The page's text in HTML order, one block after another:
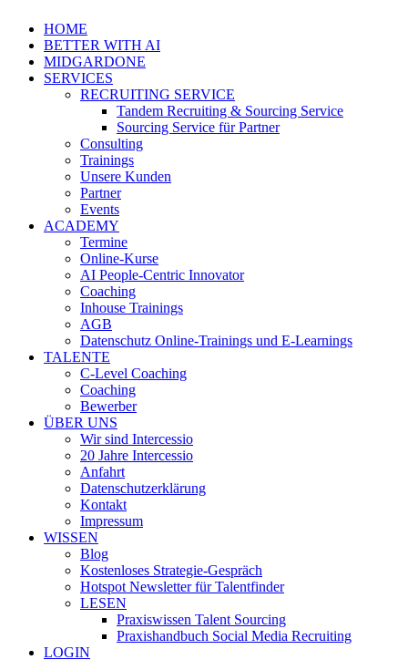
HOME
BETTER WITH AI
MIDGARDONE
SERVICES
RECRUITING SERVICE
Tandem Recruiting & Sourcing Service
Sourcing Service für Partner
Consulting
Trainings
Unsere Kunden
Partner
Events
ACADEMY
Termine
Online-Kurse
AI People-Centric Innovator
Coaching
Inhouse Trainings
AGB
Datenschutz Online-Trainings und E-Learnings
TALENTE
C-Level Coaching
Coaching
Bewerber
ÜBER UNS
Wir sind Intercessio
20 Jahre Intercessio
Anfahrt
Datenschutzerklärung
Kontakt
Impressum
WISSEN
Blog
Kostenloses Strategie-Gespräch
Hotspot Newsletter für Talentfinder
LESEN
Praxiswissen Talent Sourcing
Praxishandbuch Social Media Recruiting
LOGIN